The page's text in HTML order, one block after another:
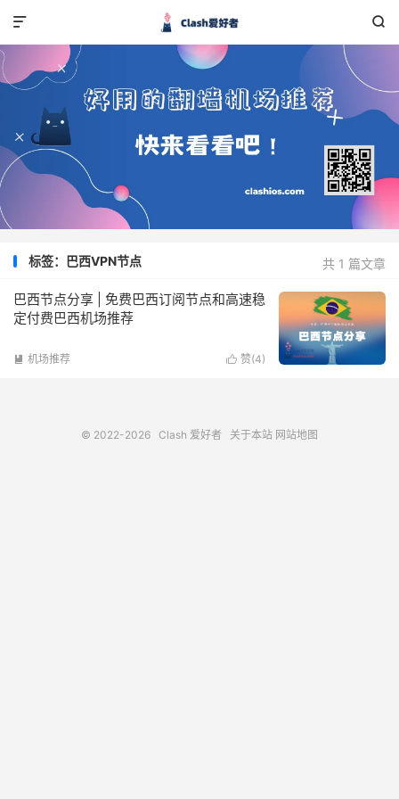


共 1 篇文章
标签：巴西VPN节点
巴西节点分享 | 免费巴西订阅节点和高速稳
定付费巴西机场推荐
 赞(4)
 机场推荐
© 2022-2026 Clash 爱好者 关于本站 网站地图